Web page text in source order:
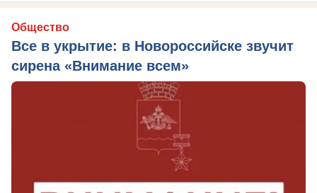
Общество
Все в укрытие: в Новороссийске звучит
сирена «Внимание всем»